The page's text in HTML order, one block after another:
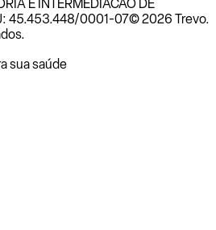
E INTERMEDIACAO DE
45.453.448/0001-07© 2026 Trevo.
sua saúde